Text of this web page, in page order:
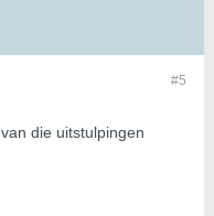
#5
die uitstulpingen